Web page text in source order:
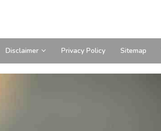
Disclaimer Privacy Policy Sitemap